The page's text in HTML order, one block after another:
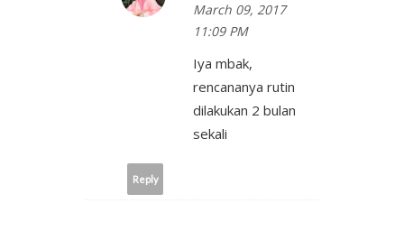
March 09, 2017
11:09 PM
Iya mbak,
rencananya rutin
dilakukan 2 bulan
sekali
Reply